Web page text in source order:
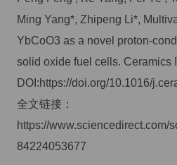
Ming Yang*, Zhipeng Li*,
YbCoO3 as a novel proton-
solid oxide fuel cells. Ceramics
DOI:https://doi.org/10.1016/
全文链接：
https://www.sciencedirect.com/
84224053677